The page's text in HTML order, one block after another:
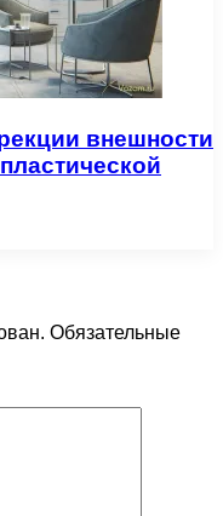
внешности
Обязательные